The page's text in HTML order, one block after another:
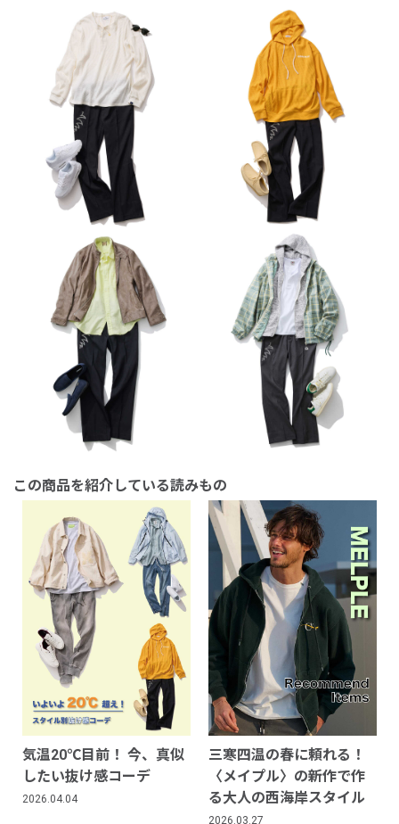
この商品を紹介している読みもの
気温20℃目前！ 今、真似
したい抜け感コーデ
2026.04.04
三寒四温の春に頼れる！
〈メイプル〉の新作で作
る大人の西海岸スタイル
2026.03.27